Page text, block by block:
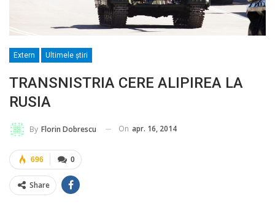
Extern Ultimele ştiri
TRANSNISTRIA CERE ALIPIREA LA
RUSIA
By Florin Dobrescu On apr. 16, 2014
0
696
Share